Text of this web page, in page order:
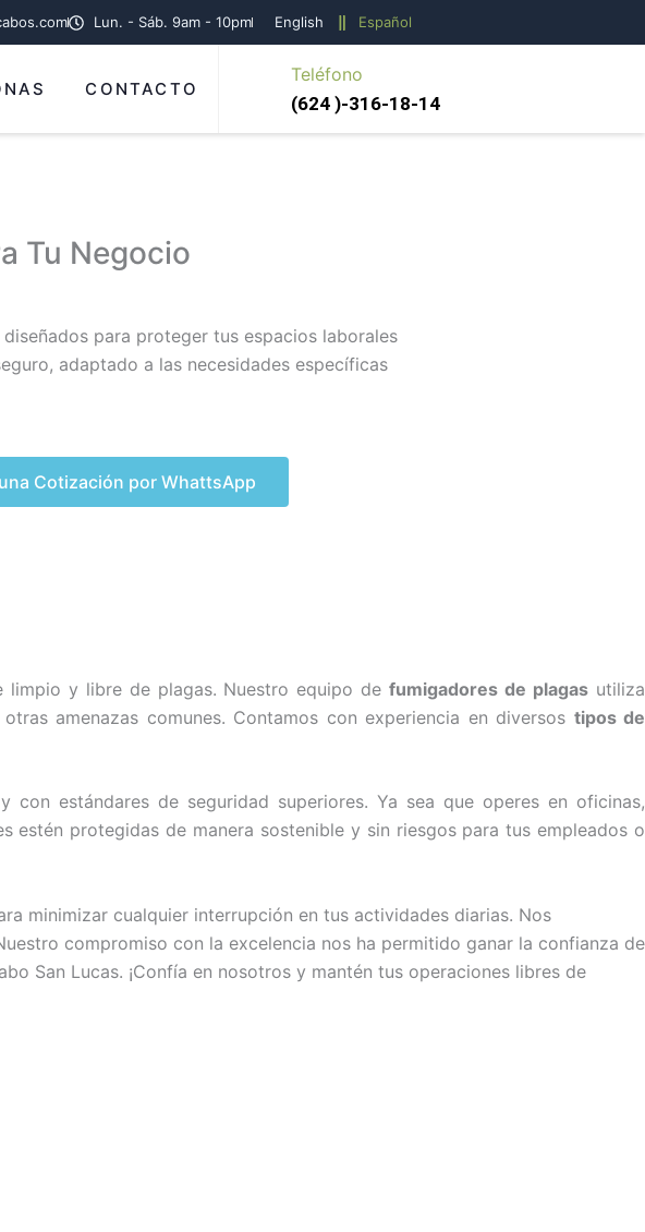
Lun. - Sáb. 9am - 10pm English Español
CONTACTO
Teléfono
(624 )-316-18-14
Tu Negocio
para proteger tus espacios laborales
adaptado a las necesidades específicas
Cotización por WhattsApp
limpio y libre de plagas. Nuestro equipo defumigadores de plagas utiliza
amenazas comunes. Contamos con experiencia en diversos tipos de
estándares de seguridad superiores. Ya sea que operes en oficinas,
estén protegidas de manera sostenible y sin riesgos para tus empleados o
minimizar cualquier interrupción en tus actividades diarias. Nos
compromiso con la excelencia nos ha permitido ganar la confianza de
San Lucas. ¡Confía en nosotros y mantén tus operaciones libres de